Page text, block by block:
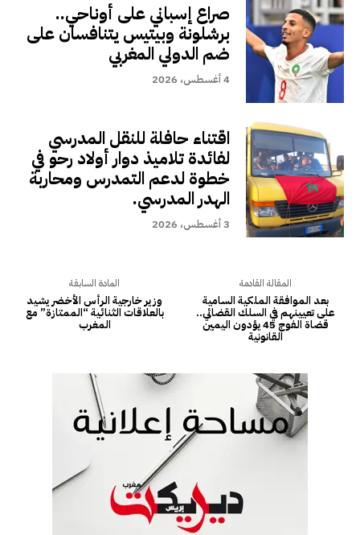
صراع إسباني على أوناحي..
برشلونة وبيتيس يتنافسان على
ضم الدولي المغربي
4 أغسطس، 2026
اقتناء حافلة للنقل المدرسي
لفائدة تلاميذ دوار أولاد رحو في
خطوة لدعم التمدرس ومحاربة
الهدر المدرسي.
3 أغسطس، 2026
المادة السابقة
وزير خارجية الرأس الأخضر يشيد
بالعلاقات الثنائية “الممتازة” مع
المغرب
المقالة القادمة
بعد الموافقة الملكية السامية
على تعيينهم في السلك القضائي..
قضاة الفوج 45 يؤدون اليمين
القانونية